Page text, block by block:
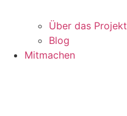
Über das Projekt
Blog
Mitmachen